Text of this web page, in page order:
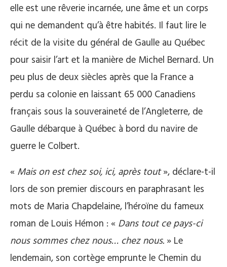
elle est une rêverie incarnée, une âme et un corps
qui ne demandent qu’à être habités. Il faut lire le
récit de la visite du général de Gaulle au Québec
pour saisir l’art et la manière de Michel Bernard. Un
peu plus de deux siècles après que la France a
perdu sa colonie en laissant 65 000 Canadiens
français sous la souveraineté de l’Angleterre, de
Gaulle débarque à Québec à bord du navire de
guerre le Colbert.
« Mais on est chez soi, ici, après tout», déclare-t-il
lors de son premier discours en paraphrasant les
mots de Maria Chapdelaine, l’héroïne du fameux
roman de Louis Hémon : « Dans tout ce pays-ci
nous sommes chez nous… chez nous. » Le
lendemain, son cortège emprunte le Chemin du